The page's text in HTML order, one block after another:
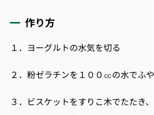
作り方
１．ヨーグルトの水気を切る
２．粉ゼラチンを１００㏄の水でふ
３．ビスケットをすりこ木でたたき